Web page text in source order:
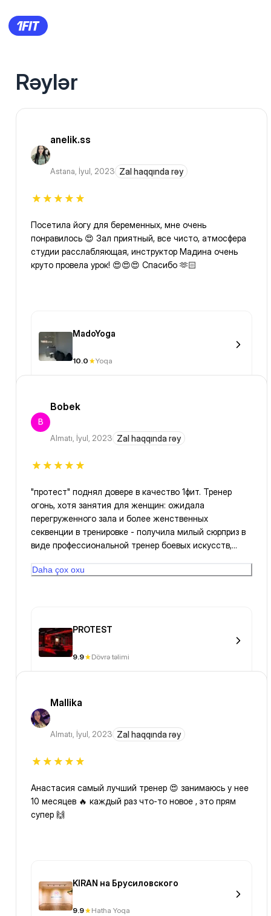
Rəylər
anelik.ss
Astana, İyul, 2023 Zal haqqında rəy
Посетила йогу для беременных, мне очень
понравилось 😍 Зал приятный, все чисто, атмосфера
студии расслабляющая, инструктор Мадина очень
круто провела урок! 😍😍😍 Спасибо 🫶🏻
MadoYoga
10.0 Yoqa
B
Bobek
Almatı, İyul, 2023 Zal haqqında rəy
"протест" поднял довере в качество 1фит. Тренер
огонь, хотя занятия для женщин: ожидала
перегруженного зала и более женственных
секвенции в тренировке - получила милый сюрприз в
виде профессиональной тренер боевых искусств,
осмотрывая остальные залы заведения думаю что
Daha çox oxu
PROTEST
9.9 Dövrə təlimi
Mallika
Almatı, İyul, 2023 Zal haqqında rəy
Анастасия самый лучший тренер 😍 занимаюсь у нее
10 месяцев 🔥 каждый раз что-то новое , это прям
супер 🙌
KIRAN на Брусиловского
9.9 Hatha Yoqa